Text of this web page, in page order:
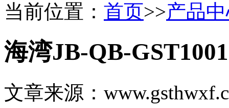
当前位置： 首页>>产品
海湾JB-QB-
文章来源：